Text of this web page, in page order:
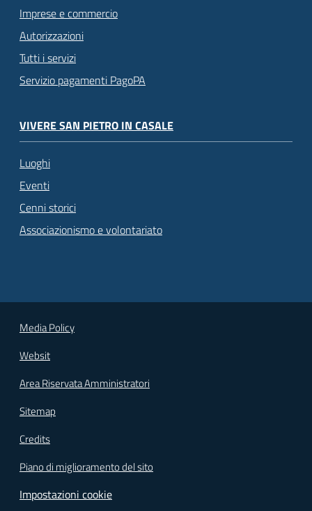
Imprese e commercio
Autorizzazioni
Tutti i servizi
Servizio pagamenti PagoPA
VIVERE SAN PIETRO IN CASALE
Luoghi
Eventi
Cenni storici
Associazionismo e volontariato
Media Policy
Websit
Area Riservata Amministratori
Sitemap
Credits
Piano di miglioramento del sito
Impostazioni cookie